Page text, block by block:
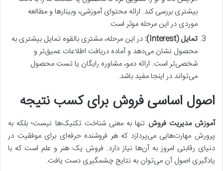
بیشتری بررسی کند. ارائه محتوای آموزشی، وبینارها و مطالعه
موردی در این مرحله موثر است.
تمایل (Interest):
در این مرحله، مشتری بالقوه تمایل بیشتری به
محصول نشان می‌دهد و آماده دریافت اطلاعات عمیق‌تر و
شخصی‌تر است. ارائه دمو، مشاوره رایگان یا تست محصول
می‌تواند در اینجا مفید باشد.
اصول اساسی فروش برای کسب نتیجه
آموزش مدیریت فروش تنها به معنی شناخت تکنیک‌ها نیست؛ بلکه به
پرورش مهارت‌هایی می‌پردازد که هر فروشنده حرفه‌ای برای موفقیت در
دنیای رقابتی امروز به آن‌ها نیاز دارد. فروش یک هنر و علم است که با
یادگیری اصول آن می‌توان به نتایج چشمگیری دست یافت.